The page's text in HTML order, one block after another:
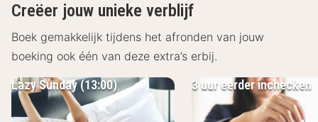
Sommige kamers hebben een fantastisch uitzicht over
de omgeving en Jönköping. Alle kamers zijn uitgerust
met comfortabele bedden, gratis WiFi, badkamer,
bureau en flatscreen-tv.
Het restaurant van First Hotel Jönköping
Creëer jouw unieke verblijf
Boek gemakkelijk tijdens het afronden van jouw
boeking ook één van deze extra’s erbij.
3 uur eerder inchecken
Lazy Sunday (13:00)